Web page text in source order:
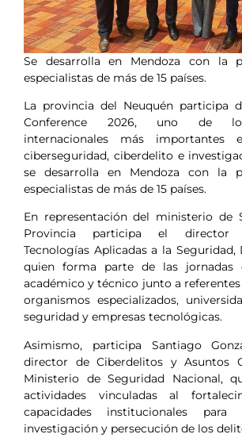
Se desarrolla en Mendoza con la
especialistas de más de 15 países.
La provincia del Neuquén participa
Conference 2026, uno de
internacionales más importantes
ciberseguridad, ciberdelito e
se desarrolla en Mendoza con la
especialistas de más de 15 países.
En representación del ministerio de
Provincia participa el director
Tecnologías Aplicadas a la Seguridad,
quien forma parte de las jornadas
académico y técnico junto a
organismos especializados,
seguridad y empresas tecnológicas.
Asimismo, participa Santiago
director de Ciberdelitos y Asuntos
Ministerio de Seguridad Nacional,
actividades vinculadas al
capacidades institucionales para
investigación y persecución de los